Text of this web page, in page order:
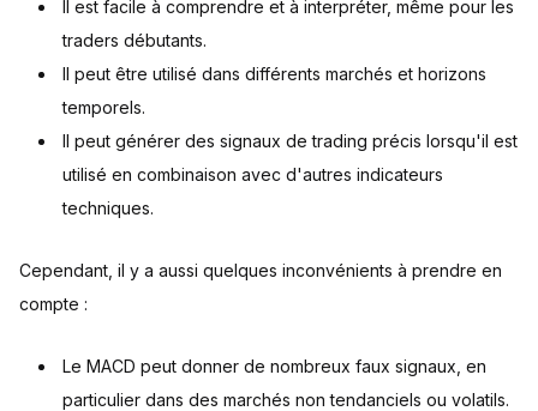
Il est facile à comprendre et à interpréter, même pour les
traders débutants.
Il peut être utilisé dans différents marchés et horizons
temporels.
Il peut générer des signaux de trading précis lorsqu'il est
utilisé en combinaison avec d'autres indicateurs
techniques.
Cependant, il y a aussi quelques inconvénients à prendre en
compte :
Le MACD peut donner de nombreux faux signaux, en
particulier dans des marchés non tendanciels ou volatils.